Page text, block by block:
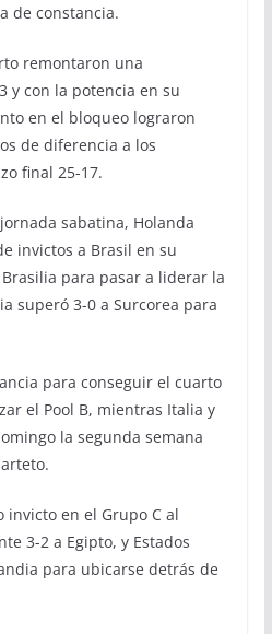
de constancia.
remontaron una
y con la potencia en su
en el bloqueo lograron
de diferencia a los
final 25-17.
sabatina, Holanda
invictos a Brasil en su
para pasar a liderar la
superó 3-0 a Surcorea para
para conseguir el cuarto
el Pool B, mientras Italia y
la segunda semana
invicto en el Grupo C al
3-2 a Egipto, y Estados
para ubicarse detrás de